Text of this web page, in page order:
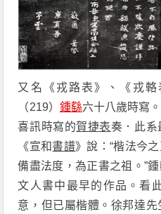
又名《戎路表》、《戎
（219） 鍾繇六十八歲時寫
喜訊時寫的賀捷表奏．此系
《宣和書譜》說：“楷法今
備盡法度，為正書之祖。”
文人書中最早的作品。看
意，但已屬楷體。徐邦達